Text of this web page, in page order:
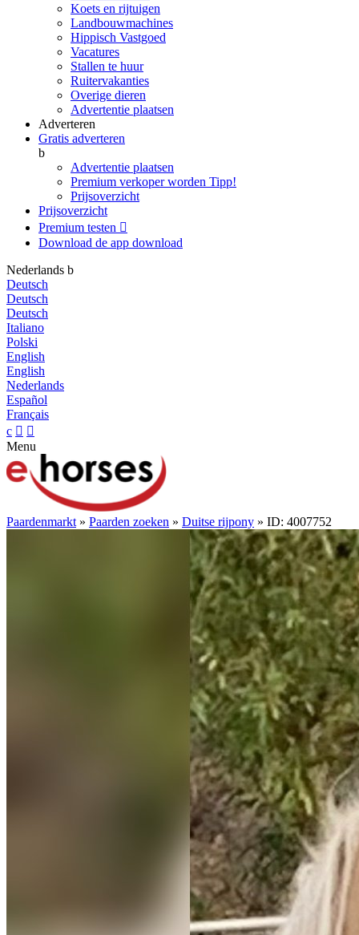
Koets en rijtuigen
Landbouwmachines
Hippisch Vastgoed
Vacatures
Stallen te huur
Ruitervakanties
Overige dieren
Advertentie plaatsen
Adverteren
Gratis adverteren
b
Advertentie plaatsen
Premium verkoper worden Tipp!
Prijsoverzicht
Prijsoverzicht
Premium testen 
Download de app download
Nederlands b
Deutsch
Deutsch
Deutsch
Italiano
Polski
English
English
Nederlands
Español
Français
c  
Menu
Paardenmarkt » Paarden zoeken » Duitse rijpony » ID: 4007752